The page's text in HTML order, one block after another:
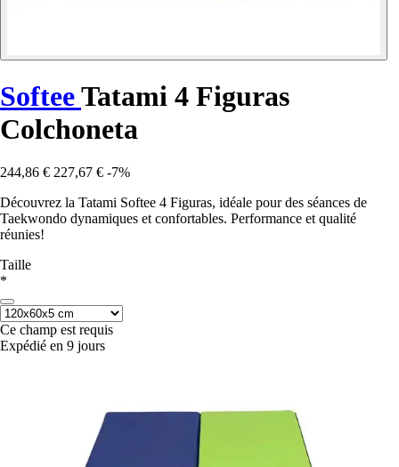
SofteeTatami 4 Figuras
Colchoneta
244,86 € 227,67 € -7%
Découvrez la Tatami Softee 4 Figuras, idéale pour des séances de
Taekwondo dynamiques et confortables. Performance et qualité
réunies!
Taille
*
Ce champ est requis
Expédié en 9 jours